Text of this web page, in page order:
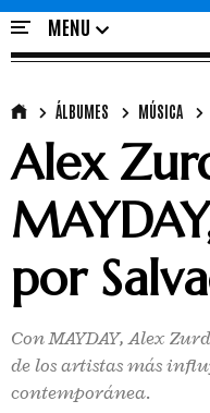
ÁLBUMES MÚSICA
Alex
por
Con MAYDAY, Alex
de los artistas más
contemporánea.